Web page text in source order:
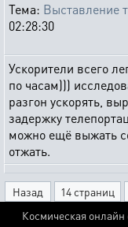
Тема: Выставление
02:28:30
Ускорители всего
по часам)))
разгон ускорять,
задержку
можно ещё выжать
отжать.
Назад 14 страниц
Космическая онлайн